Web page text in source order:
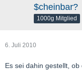
$cheinbar?
1000g Mitglied
6. Juli 2010
Es sei dahin gestellt,